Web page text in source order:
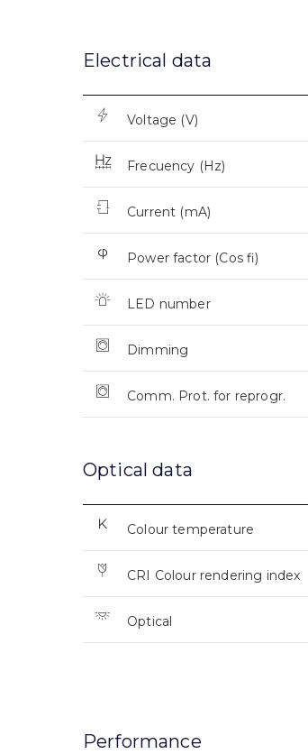
Electrical data
Voltage (V)
Frecuency (Hz)
Current (mA)
Power factor (Cos fi)
LED number
Dimming
Comm. Prot. for reprogr.
Optical data
Colour temperature
CRI Colour rendering index
Optical
Performance